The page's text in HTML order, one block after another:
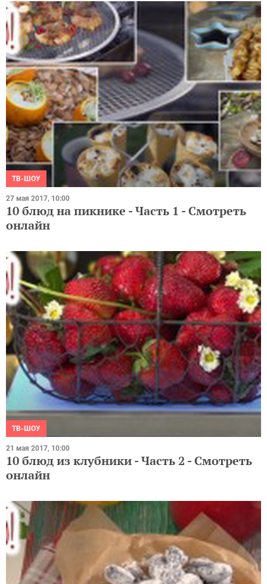
ТВ-ШОУ
27 мая 2017, 10:00
10 блюд на пикнике - Часть 1 - Смотреть
онлайн
ТВ-ШОУ
21 мая 2017, 10:00
10 блюд из клубники - Часть 2 - Смотреть
онлайн